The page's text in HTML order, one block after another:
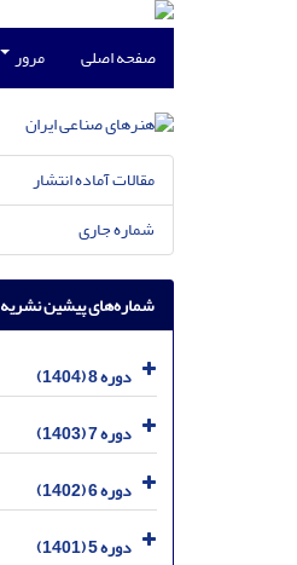
صفحه اصلی مرور
مقالات آماده انتشار
شماره جاری
شماره‌های پیشین نشریه
دوره 8 (1404)
دوره 7 (1403)
دوره 6 (1402)
دوره 5 (1401)